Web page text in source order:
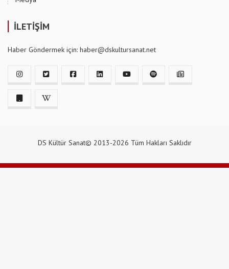
İLETİŞİM
Haber Göndermek için: haber@dskultursanat.net
DS Kültür Sanat© 2013-2026 Tüm Hakları Saklıdır